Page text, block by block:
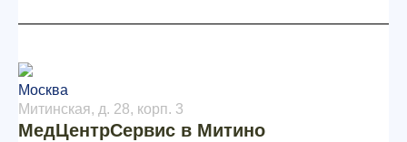
Москва
Митинская, д. 28, корп. 3
МедЦентрСервис в Митино